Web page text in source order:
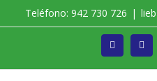
Teléfono: 942 730 726 |
Facebook